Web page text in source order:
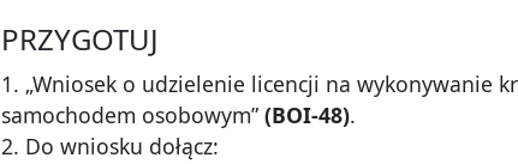
PRZYGOTUJ
1. „Wniosek o udzielenie licencji na wykonywanie
samochodem osobowym” (BOI-48).
2. Do wniosku dołącz: